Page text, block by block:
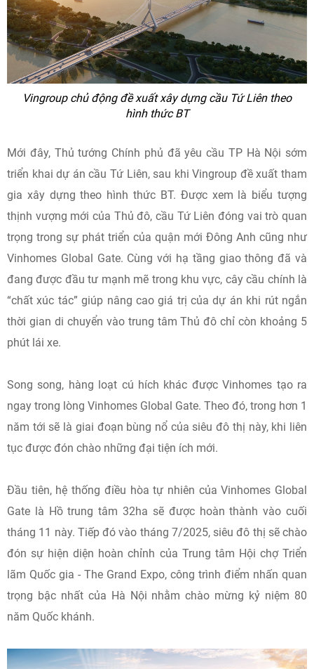
Vingroup chủ động đề xuất xây dựng cầu Tứ Liên theo
hình thức BT
Mới đây, Thủ tướng Chính phủ đã yêu cầu TP Hà Nội sớm
triển khai dự án cầu Tứ Liên, sau khi Vingroup đề xuất tham
gia xây dựng theo hình thức BT. Được xem là biểu tượng
thịnh vượng mới của Thủ đô, cầu Tứ Liên đóng vai trò quan
trọng trong sự phát triển của quận mới Đông Anh cũng như
Vinhomes Global Gate. Cùng với hạ tầng giao thông đã và
đang được đầu tư mạnh mẽ trong khu vực, cây cầu chính là
“chất xúc tác” giúp nâng cao giá trị của dự án khi rút ngắn
thời gian di chuyển vào trung tâm Thủ đô chỉ còn khoảng 5
phút lái xe.
Song song, hàng loạt cú hích khác được Vinhomes tạo ra
ngay trong lòng Vinhomes Global Gate. Theo đó, trong hơn 1
năm tới sẽ là giai đoạn bùng nổ của siêu đô thị này, khi liên
tục được đón chào những đại tiện ích mới.
Đầu tiên, hệ thống điều hòa tự nhiên của Vinhomes Global
Gate là Hồ trung tâm 32ha sẽ được hoàn thành vào cuối
tháng 11 này. Tiếp đó vào tháng 7/2025, siêu đô thị sẽ chào
đón sự hiện diện hoàn chỉnh của Trung tâm Hội chợ Triển
lãm Quốc gia - The Grand Expo, công trình điểm nhấn quan
trọng bậc nhất của Hà Nội nhằm chào mừng kỷ niệm 80
năm Quốc khánh.